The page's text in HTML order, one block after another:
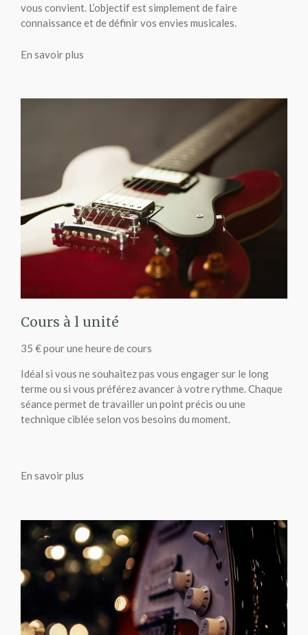
vous convient. L’objectif est simplement de faire
connaissance et de définir vos envies musicales.
En savoir plus
Cours à l unité
35 € pour une heure de cours
Idéal si vous ne souhaitez pas vous engager sur le long
terme ou si vous préférez avancer à votre rythme. Chaque
séance permet de travailler un point précis ou une
technique ciblée selon vos besoins du moment.
En savoir plus